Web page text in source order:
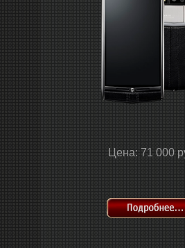
Цена: 71 000